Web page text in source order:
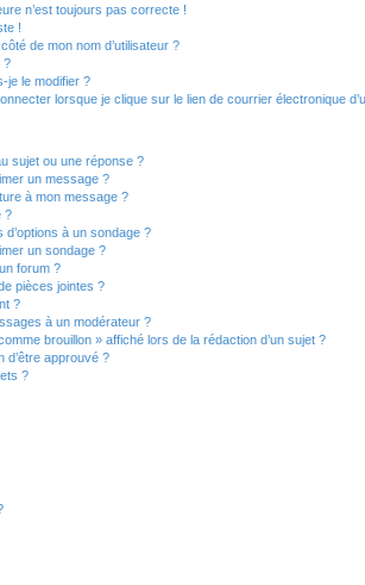
n’est toujours pas correcte !
!
de mon nom d’utilisateur ?
?
je le modifier ?
lorsque je clique sur le lien de courrier électronique
sujet ou une réponse ?
un message ?
à mon message ?
?
à un sondage ?
un sondage ?
forum ?
pièces jointes ?
?
à un modérateur ?
brouillon » affiché lors de la rédaction d’un sujet ?
d’être approuvé ?
?